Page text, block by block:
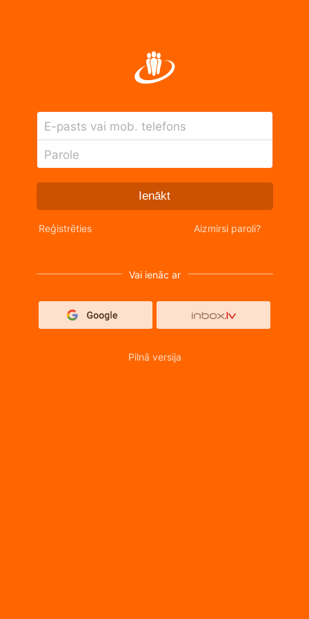
E-pasts vai mob. telefons
Parole
Ienākt
Reģistrēties Aizmirsi paroli?
Vai ienāc ar
Pilnā versija